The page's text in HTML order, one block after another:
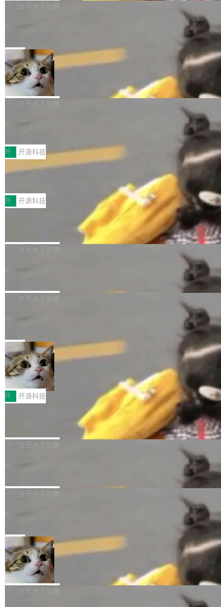
hwlib 硬件 API 库的一部分，命令行工具负责查
改进方向的研究。她是 Thinking Machines 过
一在人才争夺战中失血的公司。六月，Google
连失两员大将：Noam Shazeer 去了 Op...
新日志列出的 9.0 版本主要更新内容如下： 扩
er HE-AAC 960 解码 (DAB+) transpose_cuda
filter 添加 AMF Frame Rate Converter (vf_frc
_amf) filter SMPTE 2094-50 元数据支持和直
通 ProRes RAW VideoToolbox 硬件加速器 AP
V ...
白开水不加糖
Code 在 X 上发帖：「DeepSeek Flash did 8T
tokens on August 1st. 5T of free usage + 3T
on OpenCode Go.」79.8 万次浏览，连带着 #
DeepSeek一天消耗了8万亿# 上了微博热搜——
注意这是 OpenCode 一家的消耗。 OpenCode
不完。」5T 来自免费额度，3T 来自 Go...
局
NetBSD 11.0 正式发布
NetBSD 11.0 现已正式发布，这是 NetBSD 操
作系统的第十八个主要版本。 自 NetBSD 10.1
ve JH71XX 的设备，例如 VisionFive 2、PINE
64 STAR64，以及 QEMU。 增强了对 POSIX.1
-2024 和 C23 编程接口标准的兼容性。 compat
_linux(8) 增强了对 Linux 系统调用的支持，包
括 epoll（围绕 kqueue 实现）、POSIX 消息队
列、...
白开水不加糖
案
享会在上海举办。鸿蒙生态的全场景智慧营销平
台鲸鸿动能协同华为游戏中心，面向游戏行业开
发者及生态伙伴，系统呈现了平台在游戏领域的
完整能力版图——从IAP高价值用户的全周期经
营、到IAA游戏的“买变一体”正循环、再到联运与
广告协同的全链路经营闭环，以及面向全球市场
的出海增长布局。 华为终端云业务商业化销售负
责人在开场致辞中表示，游戏开发者的核心诉求
已不再是“多一个投放渠道”，而是一套能够持续
高质量游戏...
开 开源科技
技嘉X3D系列再添新成员 B850 AORU
面向AMD Ryzen X3D处理器玩家，技嘉X3D系
列主板阵容迎来新成员——B850 AORUS ELITE
X3D。作为面向主流高性能平台打造的全新主板
产品，B850 AORUS ELITE X3D延续技嘉在X3
D平台优化上的技术积累，旨在为游戏玩家带来
更稳定、更高效的装机选择。 B850 AORUS ELI
式2.0，可根据不同使用场景释放处理器潜力，
开 开源科技
Zadig v5.0 发布：AI 发布专员与 AI 审
我们团队这几天最大的卡点不是 AI 写得不够
好，是 AI 写得太好了。 好到审查排期从两天的
过 1528 名开发者，85% 说 AI 把瓶颈从写代码
白开水不加糖
数据库，有一个图形后端。作为一个原生的 Gra
布，具体更新内容包括： feat(zero)：Zero 现
支持 --security superflag（token=...;whitelist
=...），与 Alpha 版本的格式一致，并据此对其
管理 HTTP 端点进行授权。 <blockquote> <p>
<span><strong>警告：</strong>&nbsp;Zero
的 admin ...
白开水不加糖
块钱的玩意儿——一根小竹签，一个竹筒，一头
系着涂了松香的线。甩起来，竹膜震动，发出“哇
——哇”的蝉鸣声。实物越来越难找了，有开发者
把它做成了 Web 玩具，放在 zhuzhiliao.imsai.c
c 上，并在 GitHub 开源。 玩法很简单：按住屏
幕画圈，或者直接甩手机。页面会实时显示转速
（圈/秒），声音来自真实竹知了录音的 1.72 秒
采样，无缝循环。音频解码失败时，还有一套合
成兜底——锯齿波振荡器模拟脉冲，并联带通共
局
30倍效率升级：解锁医学影像数据要素
价值化的真实路径
完成一例腹部CT影像标注，张医生过去需要约1
20个小时。他必须在数百张连续影像上，一笔一
笔勾画边界，一层一层识别肌肉组织。如今，使
用东软飞标医学影像标注平台，同样的工作缩短
至4小时，效率提升30倍。 这组数字背后，改变
的不只是速度，而是把医学影像转化为AI能力的
正，才能成为机器能理解的高质量数据。医学影
张CT影像上完成像素级精细分割，让系统"...
开 开源科技
Apache Dubbo-go v3.3.2 正式发布
这个版本面向生产环境，重心在内核稳定性。我
们彻底收敛了旧配置体系，扩展了 Triple 协议与
白开水不加糖
理工具。它可以查看，转换，编辑和分类所有主
新功能 macOS：在 Connect/Share 按钮中添加
通过 AirDop 共享书籍的功能 Content server：
支持可向服务器后端添加新端点的插件 Edit boo
k：Compress images：添加将 GIF 图像转换为
JPEG/WebP 的选项 ToC Editor：添加一个按
白开水不加糖
ube 视频，标题是"SwiftUI 七年后：一个平庸的
故事"。视频核心观点很简单：SwiftUI 发布七年
了，仍然像一个永久公测版。 Manshin 从数据
流、布局系统、API 稳定性、性能、跨平台五个
维度逐一批判了 SwiftUI。最让人印象深刻的一
局
DBeaver 26.1.4 发布
DBeaver 是一个免费开源的通用数据库工具，适
用于开发人员和数据库管理员。DBeaver 26.1.4
白开水不加糖